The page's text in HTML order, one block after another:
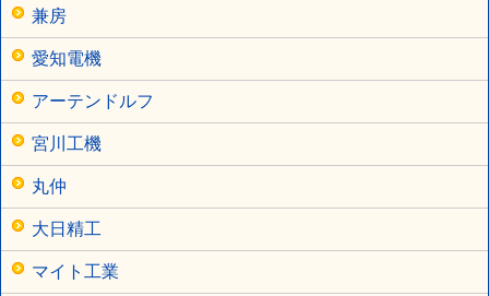
兼房
愛知電機
アーテンドルフ
宮川工機
丸仲
大日精工
マイト工業